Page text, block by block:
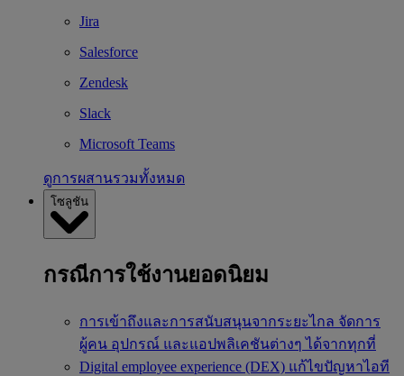
Jira
Salesforce
Zendesk
Slack
Microsoft Teams
ดูการผสานรวมทั้งหมด
โซลูชัน
กรณีการใช้งานยอดนิยม
การเข้าถึงและการสนับสนุนจากระยะไกล จัดการ
ผู้คน อุปกรณ์ และแอปพลิเคชันต่างๆ ได้จากทุกที่
Digital employee experience (DEX) แก้ไขปัญหาไอที